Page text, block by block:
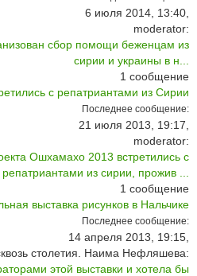
6 июля 2014, 13:40,
moderator:
сбор помощи беженцам из
сирии и украины в н...
1 сообщение
с репатриантами из Сирии
Последнее сообщение:
21 июля 2013, 19:17,
moderator:
Ошхамахо 2013 встретились с
репатриантами из сирии, прожив ...
1 сообщение
выставка рисунков в Нальчике
Последнее сообщение:
14 апреля 2013, 19:15,
столетия. Наима Нефляшева:
этой выставки и хотела бы